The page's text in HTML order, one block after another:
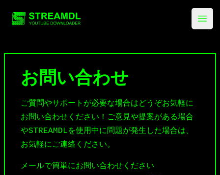
streamdl.net
お問い合わせ
ご質問やサポートが必要な場合はどうぞお気軽に
お問い合わせください！ご意見や提案がある場合
やSTREAMDLを使用中に問題が発生した場合は、
お気軽にご連絡ください。
メールで簡単にお問い合わせください